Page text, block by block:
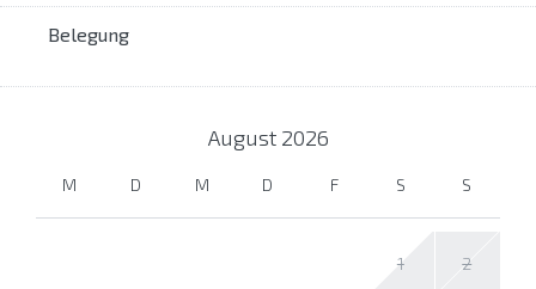
Belegung
August 2026
M D M D F S S
1 2